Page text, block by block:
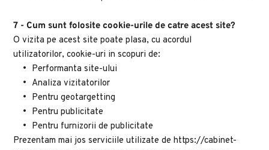
7 - Cum sunt folosite cookie-urile de catre acest site?
O vizita pe acest site poate plasa, cu acordul
utilizatorilor, cookie-uri in scopuri de:
Performanta site-ului
Analiza vizitatorilor
Pentru geotargetting
Pentru publicitate
Pentru furnizorii de publicitate
Prezentam mai jos serviciile utilizate de https://cabinet-